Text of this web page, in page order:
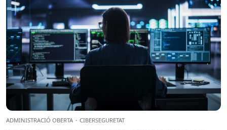
ADMINISTRACIÓ OBERTA · CIBERSEGURETAT